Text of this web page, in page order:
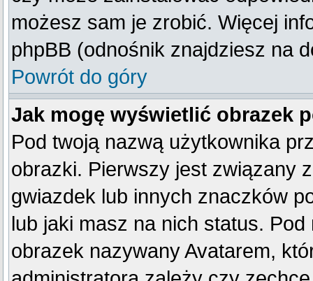
możesz sam je zrobić. Więcej
phpBB (odnośnik znajdziesz na
Powrót do góry
Jak mogę wyświetlić obrazek
Pod twoją nazwą użytkownika
obrazki. Pierwszy jest związany
gwiazdek lub innych znaczków
lub jaki masz na nich status.
obrazek nazywany Avatarem,